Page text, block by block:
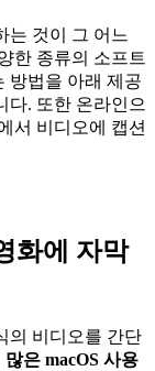
는 것이 그 어느
한 종류의 소프트
방법을 아래 제공
다. 또한 온라인으
서 비디오에 캡션
화에 자막
의 비디오를 간단
많은 macOS 사용